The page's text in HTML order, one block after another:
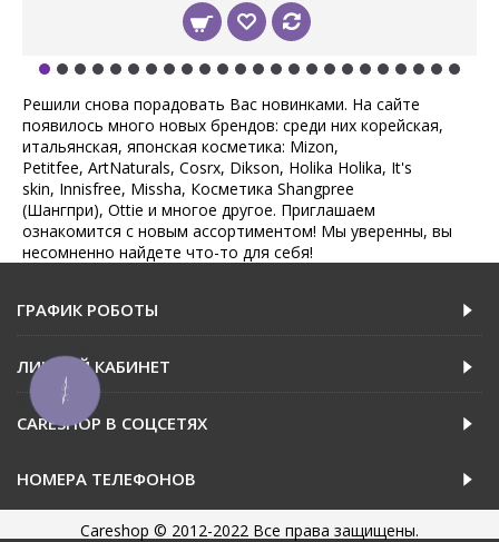
Решили снова порадовать Вас новинками. На сайте
появилось много новых брендов: среди них корейская,
итальянская, японская косметика: Mizon,
Petitfee, ArtNaturals, Cosrx, Dikson, Holika Holika, It's
skin, Innisfree, Missha, Косметика Shangpree
(Шангпри), Ottie и многое другое. Приглашаем
ознакомится с новым ассортиментом! Мы уверенны, вы
несомненно найдете что-то для себя!
ГРАФИК РОБОТЫ
ЛИЧНЫЙ КАБИНЕТ
CARESHOP В СОЦСЕТЯХ
НОМЕРА ТЕЛЕФОНОВ
Careshop © 2012-2022 Все права защищены.
КНОПКА
ЗВ'ЯЗКУ